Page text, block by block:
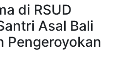
di RSUD
Asal Bali
Pengeroyokan